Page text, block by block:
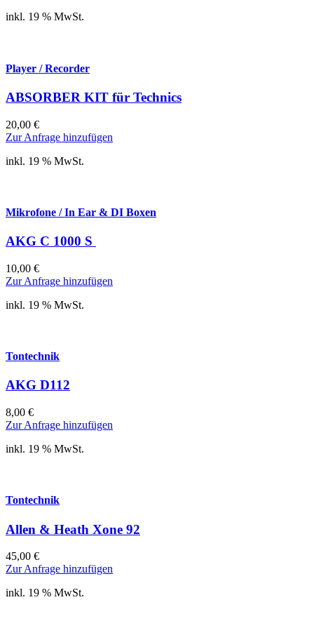
inkl. 19 % MwSt.
Player / Recorder
ABSORBER KIT für Technics
20,00 €
Zur Anfrage hinzufügen
inkl. 19 % MwSt.
Mikrofone / In Ear & DI Boxen
AKG C 1000 S
10,00 €
Zur Anfrage hinzufügen
inkl. 19 % MwSt.
Tontechnik
AKG D112
8,00 €
Zur Anfrage hinzufügen
inkl. 19 % MwSt.
Tontechnik
Allen & Heath Xone 92
45,00 €
Zur Anfrage hinzufügen
inkl. 19 % MwSt.